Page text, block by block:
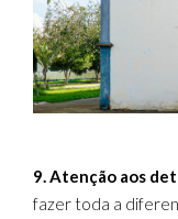
9. Atenção aos
fazer toda a